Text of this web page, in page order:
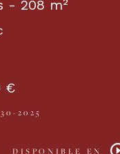
- 208 m²
€
2025
DISPONIBLE EN